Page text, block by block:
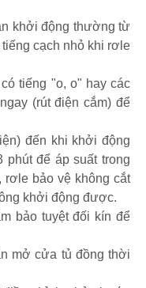
khởi động thường từ
cạch nhỏ khi rơle
tiếng "o, o" hay các
(rút điện cắm) để
đến khi khởi động
phút để áp suất trong
rơle bảo vệ không cắt
khởi động được.
bảo tuyệt đối kín để
mở cửa tủ đồng thời